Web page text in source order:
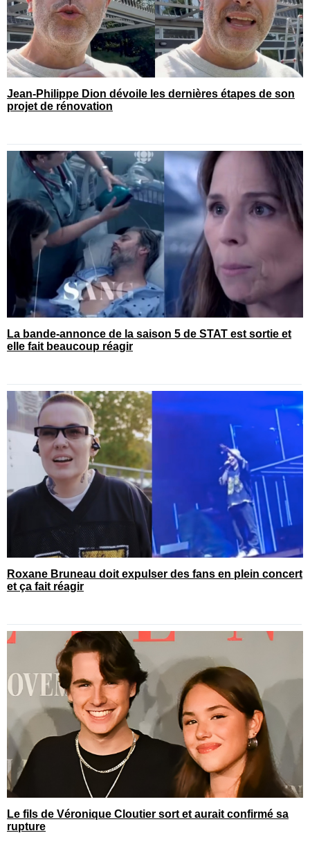
Jean-Philippe Dion dévoile les dernières étapes de son
projet de rénovation
La bande-annonce de la saison 5 de STAT est sortie et
elle fait beaucoup réagir
Roxane Bruneau doit expulser des fans en plein concert
et ça fait réagir
Le fils de Véronique Cloutier sort et aurait confirmé sa
rupture